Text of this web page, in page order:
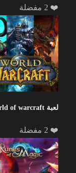
❤️ 2 مفضلة
لعبة world of warcraft
❤️ 2 مفضلة